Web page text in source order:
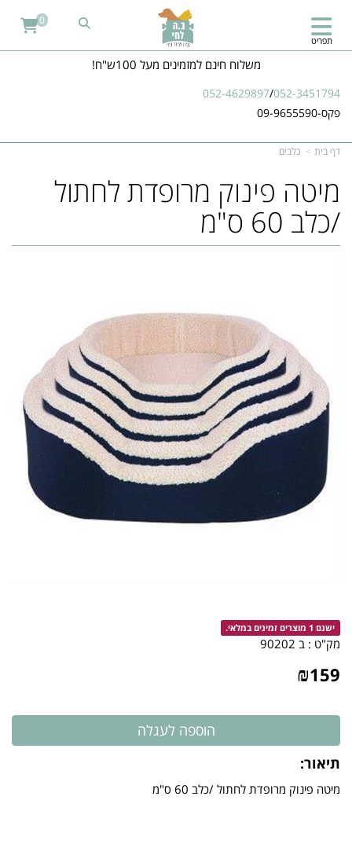
משלוח חינם למזמינים מעל 100ש"ח!
052-4629897/052-3451794
פקס-09-9655590
תפריט
0
דף בית כלבים
מיטה פינוק מרופדת לחתול
/כלב 60 ס"מ
ישנם 1 מוצרים זמינים במלאי.
מק"ט : ב 90202
₪159
תיאור:
מיטה פינוק מרופדת לחתול /כלב 60 ס"מ